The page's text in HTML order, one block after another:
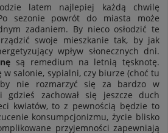
latem najlepiej każdą chwilę
sezonie powrót do miasta może
zadaniem. By nieco osłodzić te
swoje mieszkanie tak, by jak
wpływ słonecznych dni.
są remedium na letnią tęsknotę.
w salonie, sypialni, czy biurze (choć tu
by nie rozmarzyć się za bardzo w
gdzieś zachował się jeszcze duch
kwiatów, to z pewnością będzie to
konsumpcjonizmu, życie blisko
przyjemności zapewniają